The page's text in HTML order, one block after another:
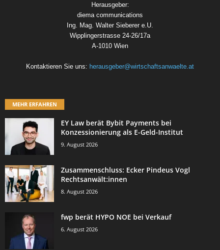
Herausgeber:
diema communications
Ing. Mag. Walter Sieberer e.U.
Wipplingerstrasse 24-26/17a
A-1010 Wien
Kontaktieren Sie uns: herausgeber@wirtschaftsanwaelte.at
MEHR ERFAHREN
EY Law berät Bybit Payments bei
Konzessionierung als E-Geld-Institut
9. August 2026
Zusammenschluss: Ecker Pindeus Vogl
Rechtsanwält:innen
8. August 2026
fwp berät HYPO NOE bei Verkauf
6. August 2026